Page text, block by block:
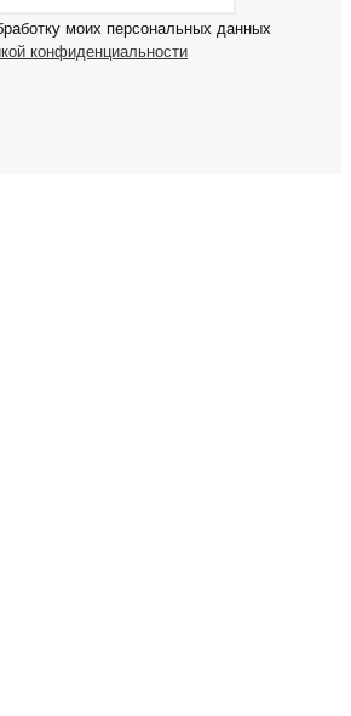
моих персональных данных
конфиденциальности